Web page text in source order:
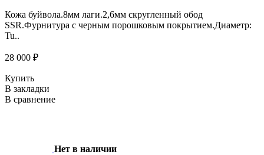
Кожа буйвола.8мм лаги.2,6мм скругленный обод
SSR.Фурнитура с черным порошковым покрытием.Диаметр:
Tu..
28 000 ₽
Купить
В закладки
В сравнение
Нет в наличии